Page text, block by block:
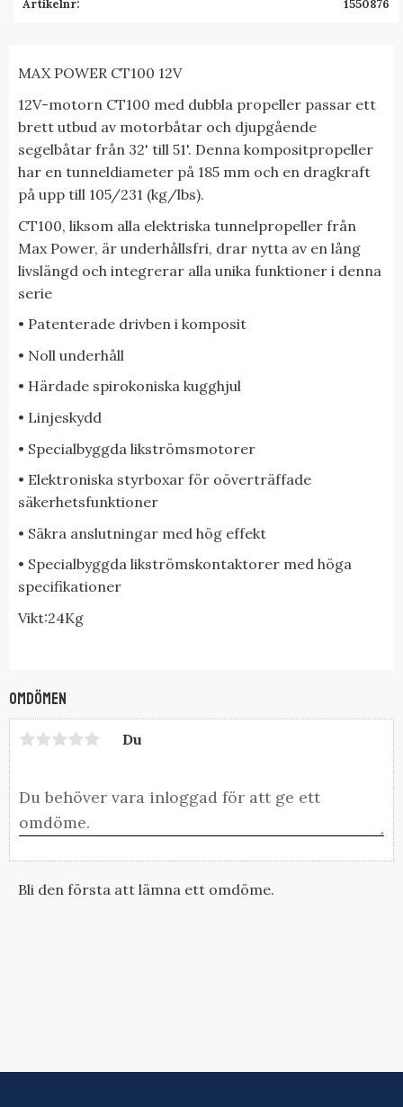
Artikelnr 1550876
MAX POWER CT100 12V
12V-motorn CT100 med dubbla propeller passar ett
brett utbud av motorbåtar och djupgående
segelbåtar från 32' till 51'. Denna kompositpropeller
har en tunneldiameter på 185 mm och en dragkraft
på upp till 105/231 (kg/lbs).
CT100, liksom alla elektriska tunnelpropeller från
Max Power, är underhållsfri, drar nytta av en lång
livslängd och integrerar alla unika funktioner i denna
serie
• Patenterade drivben i komposit
• Noll underhåll
• Härdade spirokoniska kugghjul
• Linjeskydd
• Specialbyggda likströmsmotorer
• Elektroniska styrboxar för oöverträffade
säkerhetsfunktioner
• Säkra anslutningar med hög effekt
• Specialbyggda likströmskontaktorer med höga
specifikationer
Vikt:24Kg
Omdömen
Du
Bli den första att lämna ett omdöme.